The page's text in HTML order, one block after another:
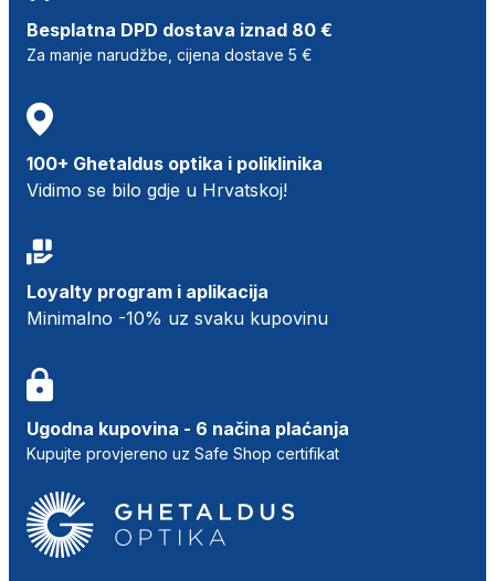
Besplatna DPD dostava iznad 80 €
Za manje narudžbe, cijena dostave 5 €
100+ Ghetaldus optika i poliklinika
Vidimo se bilo gdje u Hrvatskoj!
Loyalty program i aplikacija
Minimalno -10% uz svaku kupovinu
Ugodna kupovina - 6 načina plaćanja
Kupujte provjereno uz Safe Shop certifikat